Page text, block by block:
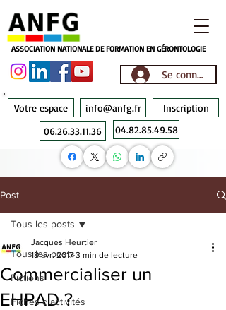
ASSOCIATION NATIONALE DE FORMATION EN GÉRONTOLOGIE
Se connecter
Votre espace info@anfg.fr
Inscription
06.26.33.11.36
04.82.85.49.58
Post
Tous les posts
Fictions
Fiches d'activités
Tous les posts
Commercialiser un
EHPAD ?
Jacques Heurtier
18 avr. 2017 3 min de lecture